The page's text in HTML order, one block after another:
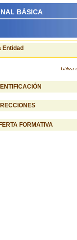
BÁSICA
Entidad
Utiliza
FORMATIVA